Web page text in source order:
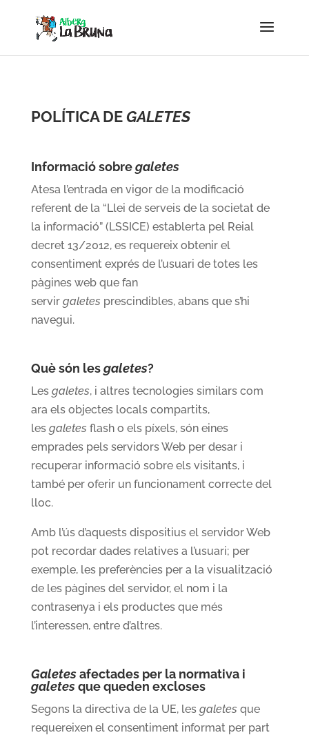
POLÍTICA DEGALETES
Informació sobregaletes
Atesa l’entrada en vigor de la modificació
referent de la “Llei de serveis de la societat de
la informació” (LSSICE) establerta pel Reial
decret 13/2012, es requereix obtenir el
consentiment exprés de l’usuari de totes les
pàgines web que fan
servir galetes prescindibles, abans que s’hi
navegui.
Què són lesgaletes?
Les galetes, i altres tecnologies similars com
ara els objectes locals compartits,
les galetes flash o els píxels, són eines
emprades pels servidors Web per desar i
recuperar informació sobre els visitants, i
també per oferir un funcionament correcte del
lloc.
Amb l’ús d’aquests dispositius el servidor Web
pot recordar dades relatives a l’usuari; per
exemple, les preferències per a la visualització
de les pàgines del servidor, el nom i la
contrasenya i els productes que més
l’interessen, entre d’altres.
Galetesafectades per la normativa i
galetesque queden excloses
Segons la directiva de la UE, les galetes que
requereixen el consentiment informat per part